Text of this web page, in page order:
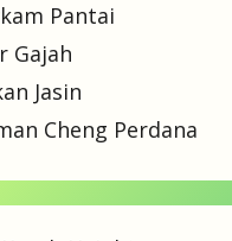
Pantai
Gajah
Jasin
Cheng Perdana